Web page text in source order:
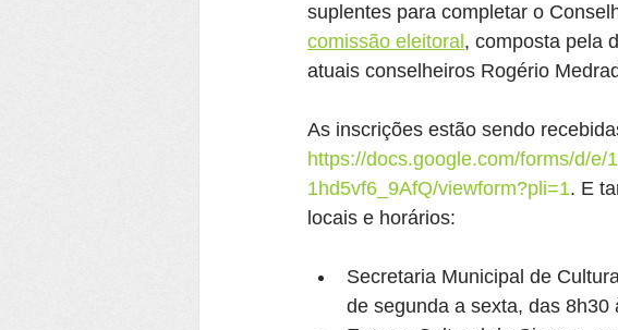
suplentes para completar o
comissão eleitoral, composta pela
atuais conselheiros Rogério
As inscrições estão sendo
https://docs.google.com/forms/d/e/
1hd5vf6_9AfQ/viewform?pli=1. E
locais e horários:
Secretaria Municipal de
de segunda a sexta, das 8h30